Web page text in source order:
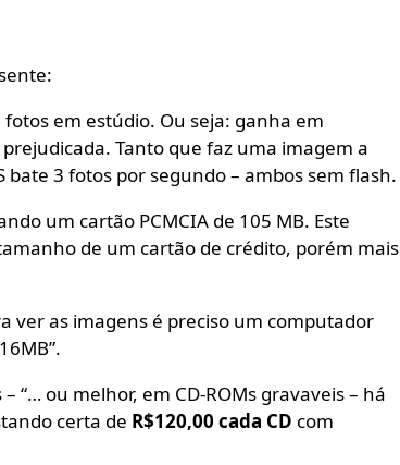
em estúdio. Ou seja: ganha em
Tanto que faz uma imagem a
bate 3 fotos por segundo – ambos sem flash.
um cartão PCMCIA de 105 MB. Este
de um cartão de crédito, porém mais
ver as imagens é preciso um computador
“… ou melhor, em CD-ROMs gravaveis – há
certa de R$120,00 cada CD com